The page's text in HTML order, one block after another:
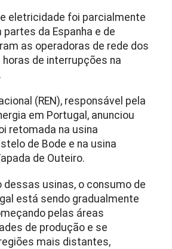
eletricidade foi parcialmente
da Espanha e de
as operadoras de rede dos
de interrupções na
(REN), responsável pela
em Portugal, anunciou
retomada na usina
de Bode e na usina
de Outeiro.
dessas usinas, o consumo de
está sendo gradualmente
pelas áreas
de produção e se
mais distantes,